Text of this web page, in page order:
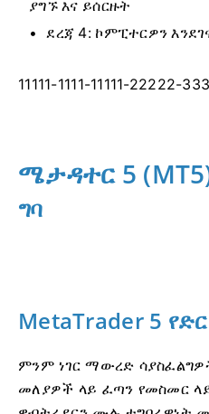
ያግኙ እና ይሰርዙት
ደረጃ 4: ኮምፒተርዎን
11111-1111-11111-22222-
ሜታዳተር 5
ግባ
MetaTrader 5
ምንም ነገር ማውረድ
መለያዎች ላይ ፈጣን የመስመር